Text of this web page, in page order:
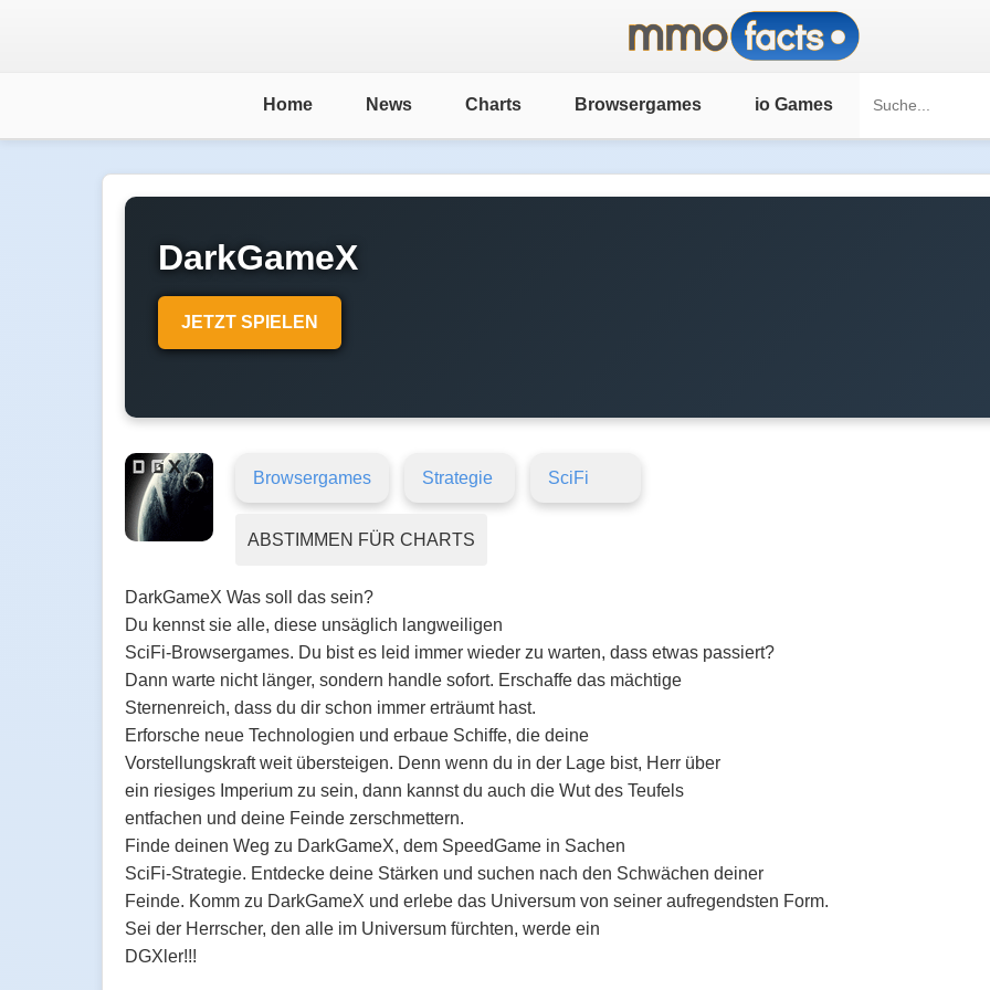
Home News Charts Browsergames io Games
DarkGameX
JETZT SPIELEN
Browsergames Strategie SciFi
ABSTIMMEN FÜR CHARTS
DarkGameX Was soll das sein?
Du kennst sie alle, diese unsäglich langweiligen
SciFi-Browsergames. Du bist es leid immer wieder zu warten, dass etwas passiert?
Dann warte nicht länger, sondern handle sofort. Erschaffe das mächtige
Sternenreich, dass du dir schon immer erträumt hast.
Erforsche neue Technologien und erbaue Schiffe, die deine
Vorstellungskraft weit übersteigen. Denn wenn du in der Lage bist, Herr über
ein riesiges Imperium zu sein, dann kannst du auch die Wut des Teufels
entfachen und deine Feinde zerschmettern.
Finde deinen Weg zu DarkGameX, dem SpeedGame in Sachen
SciFi-Strategie. Entdecke deine Stärken und suchen nach den Schwächen deiner
Feinde. Komm zu DarkGameX und erlebe das Universum von seiner aufregendsten Form.
Sei der Herrscher, den alle im Universum fürchten, werde ein
DGXler!!!